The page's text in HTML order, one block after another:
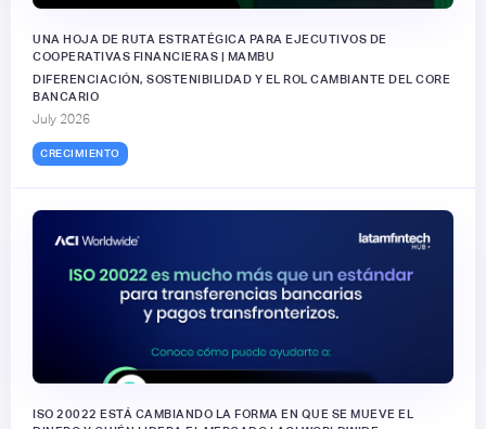
UNA HOJA DE RUTA ESTRATÉGICA PARA EJECUTIVOS DE
COOPERATIVAS FINANCIERAS | MAMBU
DIFERENCIACIÓN, SOSTENIBILIDAD Y EL ROL CAMBIANTE DEL CORE
BANCARIO
July 2026
CRECIMIENTO
ISO 20022 ESTÁ CAMBIANDO LA FORMA EN QUE SE MUEVE EL